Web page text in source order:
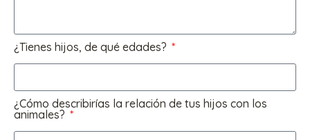
¿Tienes hijos, de qué edades?
¿Cómo describirías la relación de tus hijos con los
animales?